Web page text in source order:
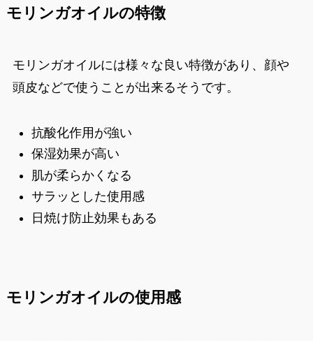
モリンガオイルの特徴
モリンガオイルには様々な良い特徴があり、顔や
頭皮などで使うことが出来るそうです。
抗酸化作用が強い
保湿効果が高い
肌が柔らかくなる
サラッとした使用感
日焼け防止効果もある
モリンガオイルの使用感